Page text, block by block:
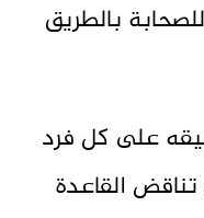
بالطريق
على كل فرد
القاعدة